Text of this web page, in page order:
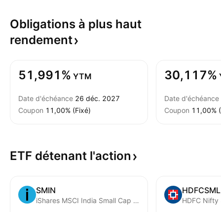
Obligations à plus haut
rendement
51,991% YTM
Date d'échéance 26 déc. 2027
Coupon 11,00% (Fixé)
30,117%
Date d'échéance
Coupon 11,00%
ETF détenant l'action
SMIN
iShares MSCI India Small Cap ETF HDFC Nifty